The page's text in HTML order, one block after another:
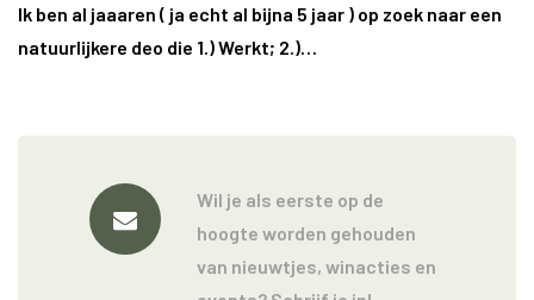
Ik ben al jaaaren ( ja echt al bijna 5 jaar ) op zoek naar een
natuurlijkere deo die 1.) Werkt; 2.)…
Wil je als eerste op de
hoogte worden gehouden
van nieuwtjes, winacties en